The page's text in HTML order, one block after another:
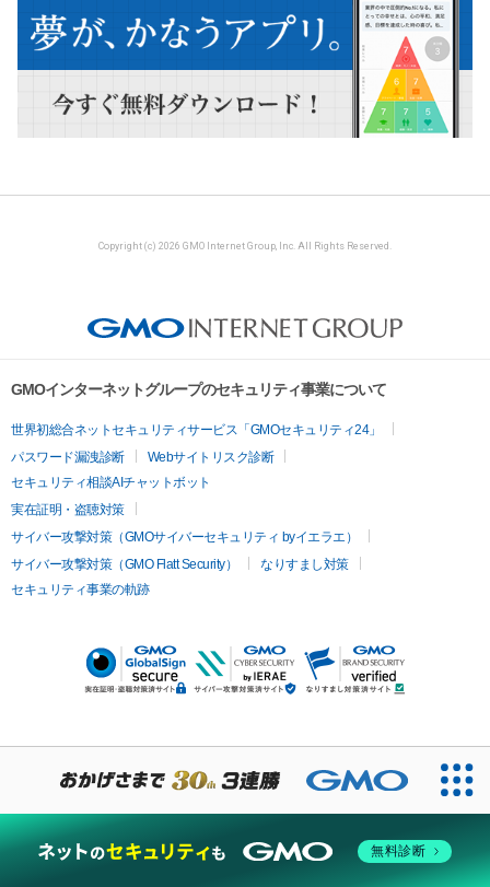
Copyright (c) 2026 GMO Internet Group, Inc. All Rights Reserved.
GMOインターネットグループのセキュリティ事業について
世界初総合ネットセキュリティサービス「GMOセキュリティ24」
パスワード漏洩診断
Webサイトリスク診断
セキュリティ相談AIチャットボット
実在証明・盗聴対策
サイバー攻撃対策（GMOサイバーセキュリティ byイエラエ）
サイバー攻撃対策（GMO Flatt Security）
なりすまし対策
セキュリティ事業の軌跡
無料診断